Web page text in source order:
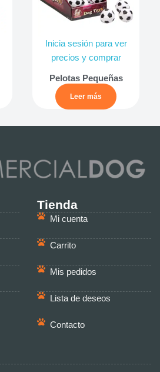
Inicia sesión para ver
precios y comprar
Pelotas Pequeñas
Leer más
Tienda
Mi cuenta
Carrito
Mis pedidos
Lista de deseos
Contacto